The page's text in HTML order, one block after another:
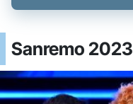
Sanremo 2023